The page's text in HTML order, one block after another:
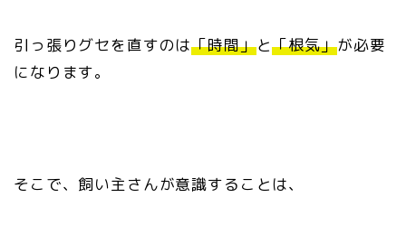
引っ張りグセを直すのは「時間」と「根気」が必要
になります。
そこで、飼い主さんが意識することは、